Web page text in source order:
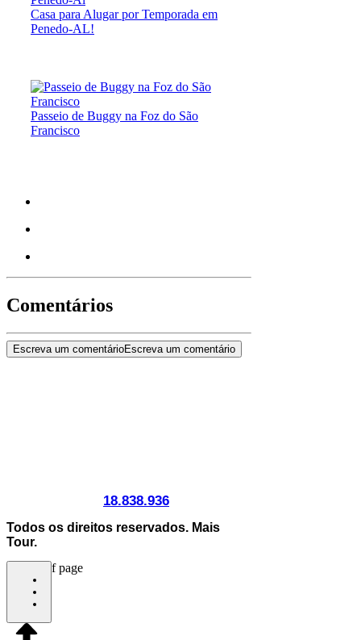
Casa para Alugar por Temporada em
Penedo-AL!
Passeio de Buggy na Foz do São
Francisco
Comentários
Escreva um comentárioEscreva um comentário
18.838.936
Todos os direitos reservados. Mais
Tour.
bottom of page